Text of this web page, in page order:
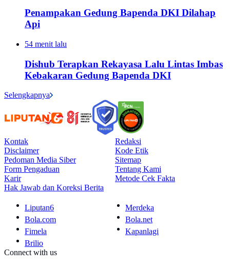
Penampakan Gedung Bapenda DKI Dilahap
Api
54 menit lalu
Dishub Terapkan Rekayasa Lalu Lintas Imbas
Kebakaran Gedung Bapenda DKI
Selengkapnya
Kontak
Redaksi
Disclaimer
Kode Etik
Pedoman Media Siber
Sitemap
Form Pengaduan
Tentang Kami
Karir
Metode Cek Fakta
Hak Jawab dan Koreksi Berita
Liputan6
Merdeka
Bola.com
Bola.net
Fimela
Kapanlagi
Brilio
Connect with us